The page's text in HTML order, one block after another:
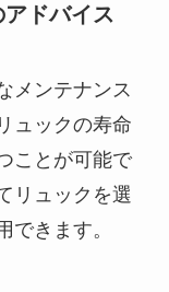
ドバイス
メンテナンス
ュックの寿命
ことが可能で
リュックを選
できます。